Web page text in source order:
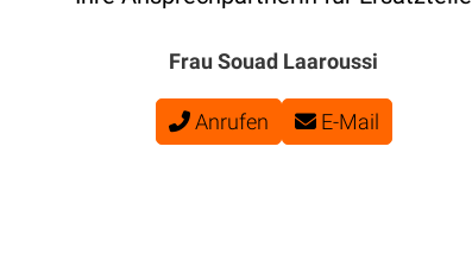
Frau Souad Laaroussi
Anrufen E-Mail